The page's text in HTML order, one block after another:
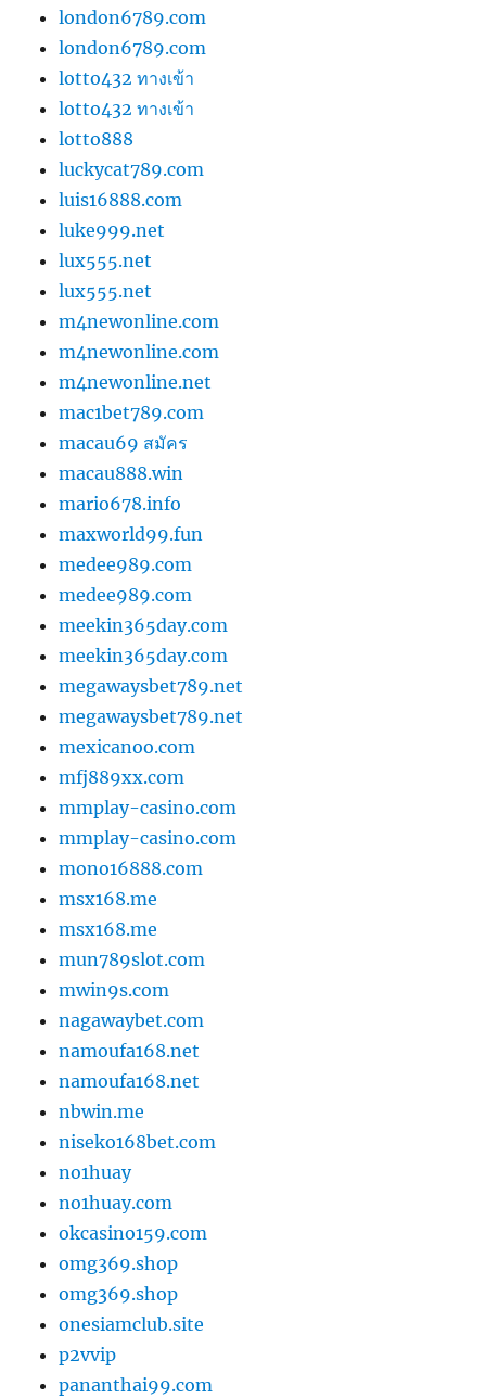
london6789.com
london6789.com
lotto432 ทางเข้า
lotto432 ทางเข้า
lotto888
luckycat789.com
luis16888.com
luke999.net
lux555.net
lux555.net
m4newonline.com
m4newonline.com
m4newonline.net
mac1bet789.com
macau69 สมัคร
macau888.win
mario678.info
maxworld99.fun
medee989.com
medee989.com
meekin365day.com
meekin365day.com
megawaysbet789.net
megawaysbet789.net
mexicanoo.com
mfj889xx.com
mmplay-casino.com
mmplay-casino.com
mono16888.com
msx168.me
msx168.me
mun789slot.com
mwin9s.com
nagawaybet.com
namoufa168.net
namoufa168.net
nbwin.me
niseko168bet.com
no1huay
no1huay.com
okcasino159.com
omg369.shop
omg369.shop
onesiamclub.site
p2vvip
pananthai99.com